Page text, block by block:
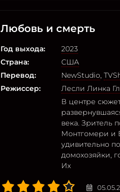
Любовь и смерть
Год выхода:
2023
Страна:
США
Перевод:
NewStudio,
Режиссер:
Лесли Линка
В центре
века. Зритель
Монтгомери и
удивительно
домохозяйки,
Их